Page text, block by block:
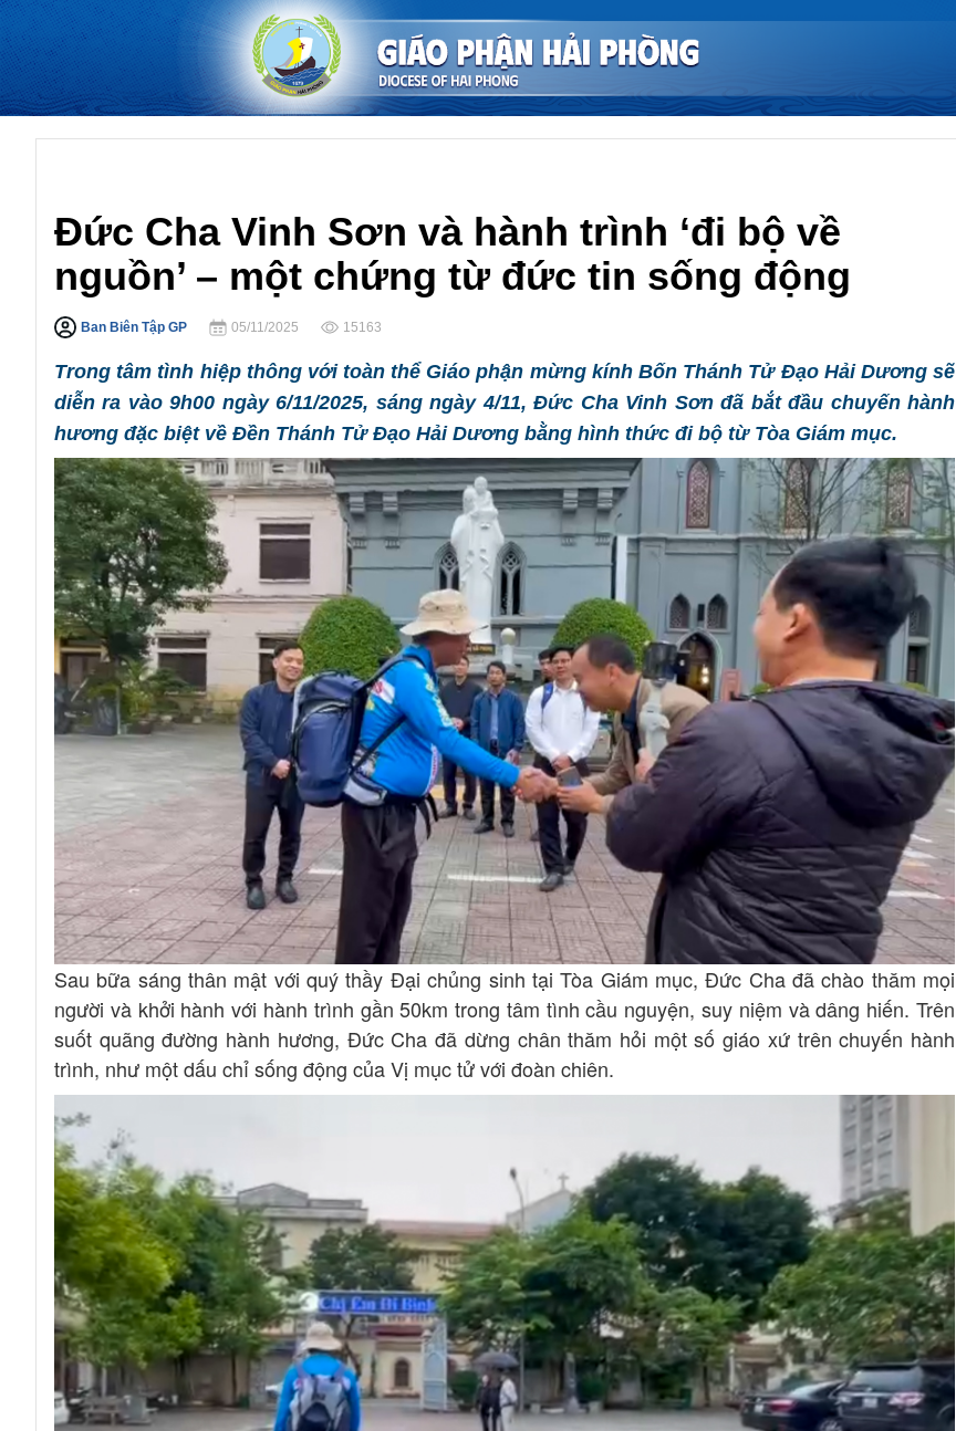
Đức Cha Vinh Sơn và hành trình ‘đi bộ về
nguồn’ – một chứng từ đức tin sống động
Ban Biên Tập GP 05/11/2025 15163
Trong tâm tình hiệp thông với toàn thể Giáo phận mừng kính Bốn Thánh Tử Đạo Hải Dương sẽ
diễn ra vào 9h00 ngày 6/11/2025, sáng ngày 4/11, Đức Cha Vinh Sơn đã bắt đầu chuyến hành
hương đặc biệt về Đền Thánh Tử Đạo Hải Dương bằng hình thức đi bộ từ Tòa Giám mục.
Sau bữa sáng thân mật với quý thầy Đại chủng sinh tại Tòa Giám mục, Đức Cha đã chào thăm mọi
người và khởi hành với hành trình gần 50km trong tâm tình cầu nguyện, suy niệm và dâng hiến. Trên
suốt quãng đường hành hương, Đức Cha đã dừng chân thăm hỏi một số giáo xứ trên chuyến hành
trình, như một dấu chỉ sống động của Vị mục tử với đoàn chiên.